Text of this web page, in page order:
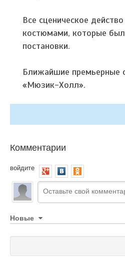
Все сценическое
костюмами, которые
постановки.
Ближайшие премьерные
«Мюзик-Холл».
Комментарии
войдите
Новые